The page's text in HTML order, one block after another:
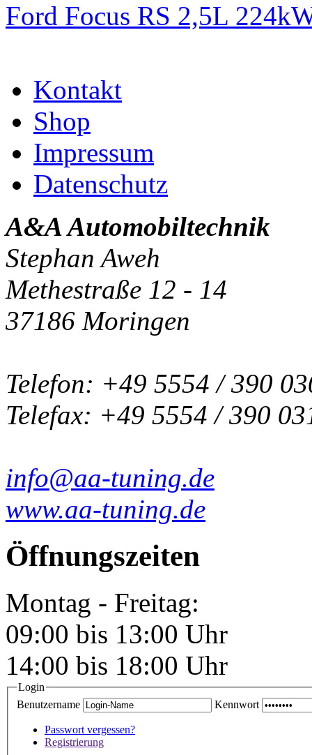
Ford Focus RS 2,5L
Kontakt
Shop
Impressum
Datenschutz
A&A Automobiltechnik
Stephan Aweh
Methestraße 12 - 14
37186 Moringen
Telefon: +49 5554 / 390
Telefax: +49 5554 / 390
info@aa-tuning.de
www.aa-tuning.de
Öffnungszeiten
Montag - Freitag:
09:00 bis 13:00 Uhr
14:00 bis 18:00 Uhr
Login
Benutzername
Kennwort
Passwort vergessen?
Registrierung